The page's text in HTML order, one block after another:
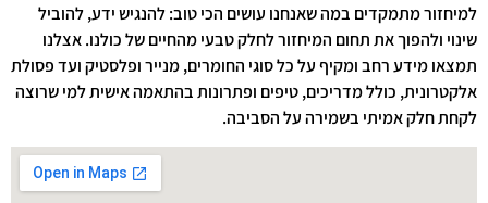
למיחזור מתמקדים במה שאנחנו עושים הכי טוב: להנגיש ידע, להוביל
שינוי ולהפוך את תחום המיחזור לחלק טבעי מהחיים של כולנו. אצלנו
תמצאו מידע רחב ומקיף על כל סוגי החומרים, מנייר ופלסטיק ועד פסולת
אלקטרונית, כולל מדריכים, טיפים ופתרונות בהתאמה אישית למי שרוצה
לקחת חלק אמיתי בשמירה על הסביבה.